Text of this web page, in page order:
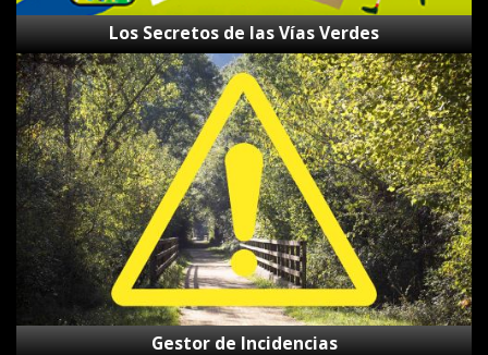
Los Secretos de las Vías Verdes
Gestor
de
Incidencias
Gestor de Incidencias